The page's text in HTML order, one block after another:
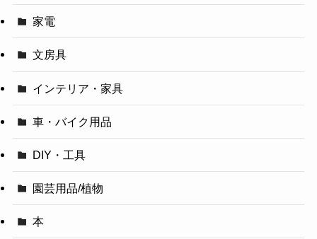
家電
文房具
インテリア・家具
車・バイク用品
DIY・工具
園芸用品/植物
本